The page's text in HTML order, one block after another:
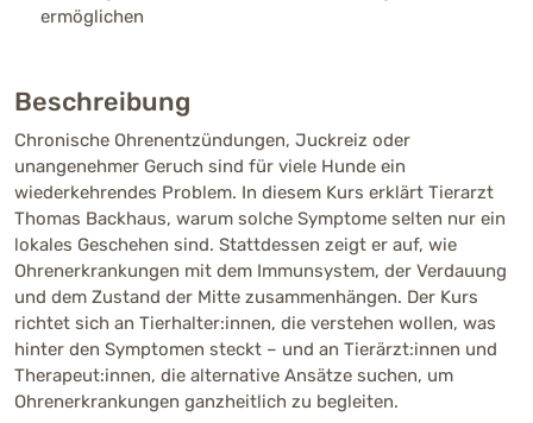
ermöglichen
Beschreibung
Chronische Ohrenentzündungen, Juckreiz oder
unangenehmer Geruch sind für viele Hunde ein
wiederkehrendes Problem. In diesem Kurs erklärt Tierarzt
Thomas Backhaus, warum solche Symptome selten nur ein
lokales Geschehen sind. Stattdessen zeigt er auf, wie
Ohrenerkrankungen mit dem Immunsystem, der Verdauung
und dem Zustand der Mitte zusammenhängen. Der Kurs
richtet sich an Tierhalter:innen, die verstehen wollen, was
hinter den Symptomen steckt – und an Tierärzt:innen und
Therapeut:innen, die alternative Ansätze suchen, um
Ohrenerkrankungen ganzheitlich zu begleiten.